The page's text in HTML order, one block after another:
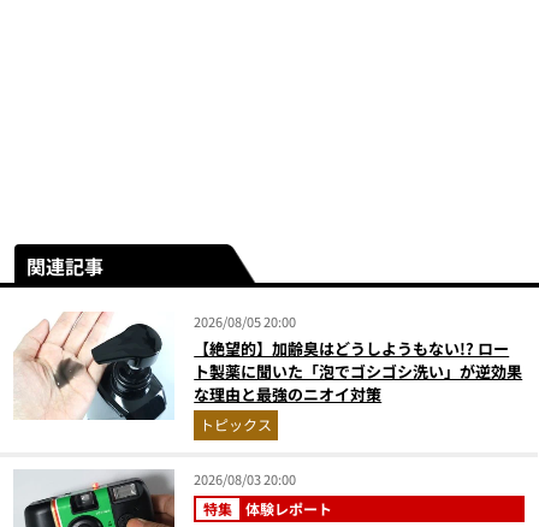
関連記事
2026/08/05 20:00
【絶望的】加齢臭はどうしようもない!? ロー
ト製薬に聞いた「泡でゴシゴシ洗い」が逆効果
な理由と最強のニオイ対策
トピックス
2026/08/03 20:00
特集 体験レポート